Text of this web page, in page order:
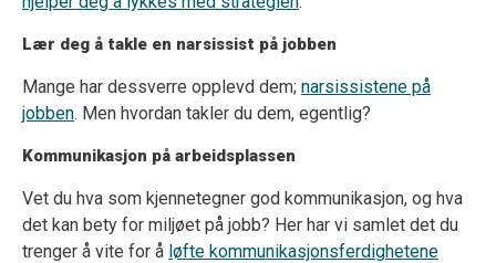
Lær deg å takle en narsissist på jobben
Mange har dessverre opplevd dem; narsissistene på
jobben. Men hvordan takler du dem, egentlig?
Kommunikasjon på arbeidsplassen
Vet du hva som kjennetegner god kommunikasjon, og hva
det kan bety for miljøet på jobb? Her har vi samlet det du
trenger å vite for å løfte kommunikasjonsferdighetene